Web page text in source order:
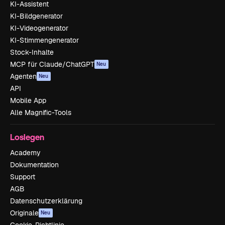
KI-Assistent
KI-Bildgenerator
KI-Videogenerator
KI-Stimmengenerator
Stock-Inhalte
MCP für Claude/ChatGPT Neu
Agenten Neu
API
Mobile App
Alle Magnific-Tools
Loslegen
Academy
Dokumentation
Support
AGB
Datenschutzerklärung
Originale Neu